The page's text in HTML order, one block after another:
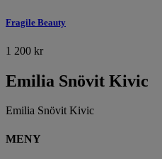
Fragile Beauty
1 200 kr
Emilia Snövit Kivic
Emilia Snövit Kivic
MENY